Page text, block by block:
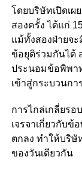
โดยบริษัทเปิดเผ
สองครั้ง ได้แก่
แม้ทั้งสองฝ่ายจ
ข้อยุติร่วมกันได้
ประนอมข้อพิพา
เข้าสู่กระบวนก
การไกล่เกลี่ยร
เจรจาเกี่ยวกับ
ตกลง ทำให้บริษั
ของวันเดียวกัน